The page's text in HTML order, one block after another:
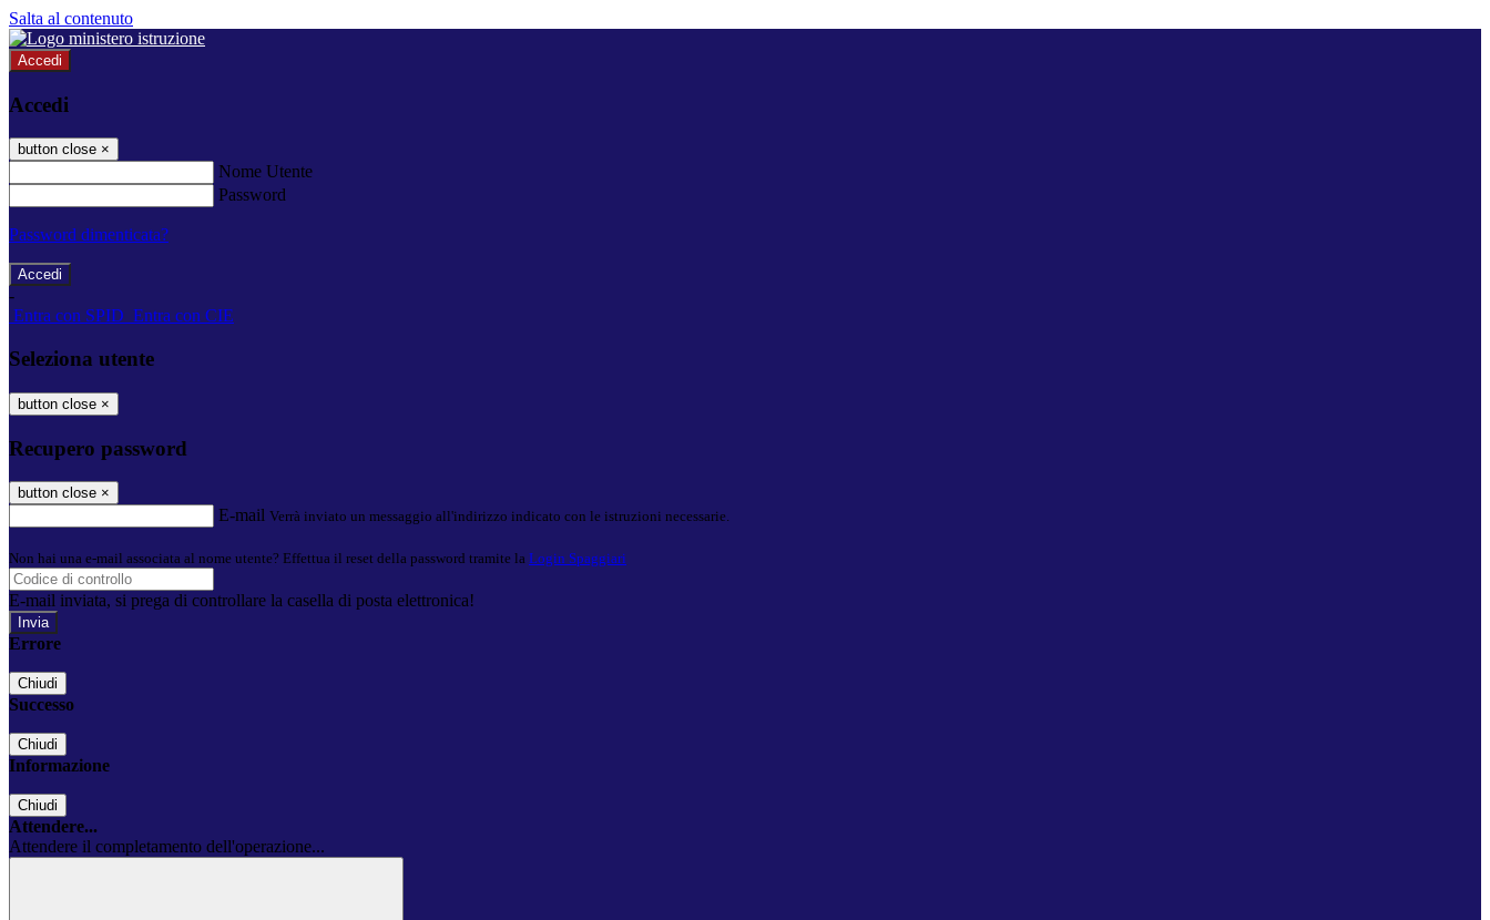
Salta al contenuto
Accedi
Accedi
button close ×
Nome Utente
Password
Password dimenticata?
-
Entra con SPID Entra con CIE
Seleziona utente
button close ×
Recupero password
button close ×
E-mail Verrà inviato un messaggio all'indirizzo indicato con le istruzioni necessarie.
Non hai una e-mail associata al nome utente? Effettua il reset della password tramite la Login Spaggiari
E-mail inviata, si prega di controllare la casella di posta elettronica!
Errore
Chiudi
Successo
Chiudi
Informazione
Chiudi
Attendere...
Attendere il completamento dell'operazione...